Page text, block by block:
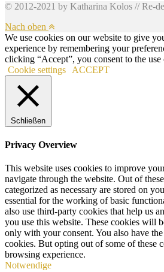
© 2012-2021 by Katharina Kolos // Re-
Nach oben
We use cookies on our website to give
experience by remembering your
clicking “Accept”, you consent to the
Cookie settings
ACCEPT
Schließen
Privacy Overview
This website uses cookies to improve
navigate through the website. Out of
categorized as necessary are stored on
essential for the working of basic
also use third-party cookies that help us
you use this website. These cookies will
only with your consent. You also have
cookies. But opting out of some of these
browsing experience.
Notwendige